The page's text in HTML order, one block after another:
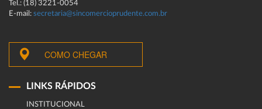
Tel.: (18) 3221-0054
E-mail: secretaria@sincomercioprudente.com.br
COMO CHEGAR
LINKS RÁPIDOS
INSTITUCIONAL